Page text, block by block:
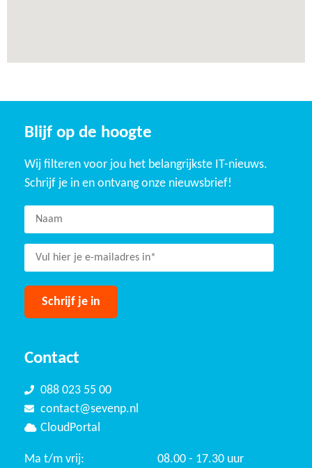
Blijf op de hoogte
Wij filteren voor jou het belangrijkste IT-nieuws.
Schrijf je in en ontvang onze nieuwsbrief!
Contact
088 023 55 00
contact@sevenp.nl
CloudPortal
Ma t/m vrij:
08.00 - 17.30 uur